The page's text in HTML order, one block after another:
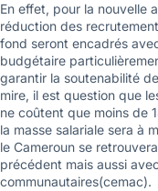
En effet, pour la nouvelle
réduction des
fond seront encadrés
budgétaire
garantir la soutenabilité
mire, il est question que
ne coûtent que moins de
la masse salariale sera à
le Cameroun se
précédent mais aussi
communautaires(cemac).